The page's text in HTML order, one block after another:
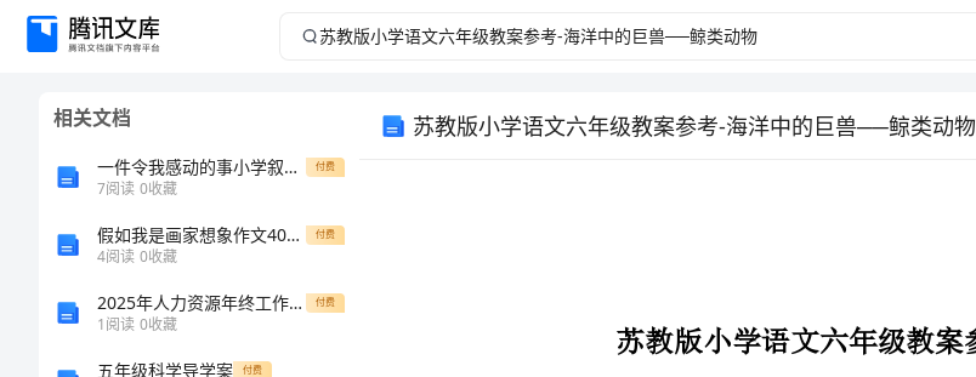
苏
相关文档
一件令我感动的事小学叙事作文600字 付费
7阅读 0收藏
假如我是画家想象作文400字 付费
4阅读 0收藏
2025年人力资源年终工作总结标准样本 付费
1阅读 0收藏
五年级科学导学案 付费
苏教版小学语文六年级教案参考-海洋中的巨兽──鲸类动物